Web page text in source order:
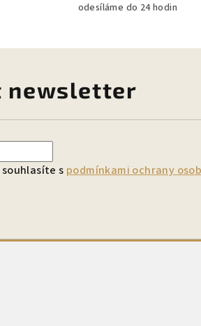
odesíláme do 24 hodin
newsletter
s podmínkami ochrany